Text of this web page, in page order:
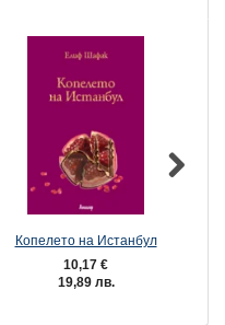
Копелето на Истанбул
10,17 €
19,89 лв.